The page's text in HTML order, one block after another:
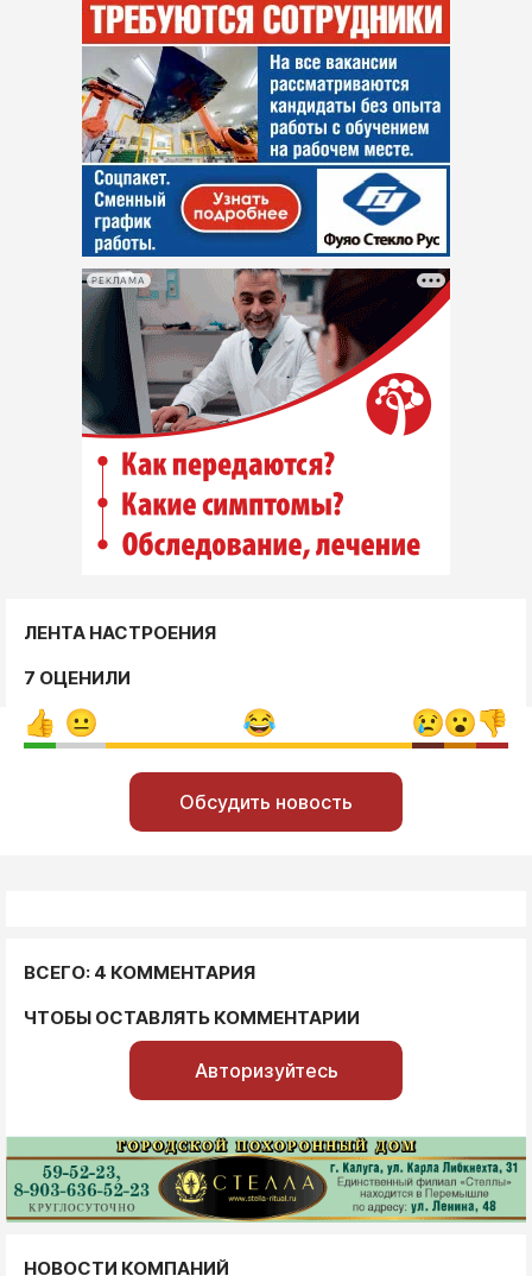
РЕКЛАМА
ЛЕНТА НАСТРОЕНИЯ
7 ОЦЕНИЛИ
Обсудить новость
ВСЕГО: 4 КОММЕНТАРИЯ
ЧТОБЫ ОСТАВЛЯТЬ КОММЕНТАРИИ
Авторизуйтесь
НОВОСТИ КОМПАНИЙ